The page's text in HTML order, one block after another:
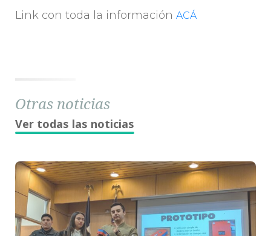
Link con toda la información ACÁ
Otras noticias
Ver todas las noticias